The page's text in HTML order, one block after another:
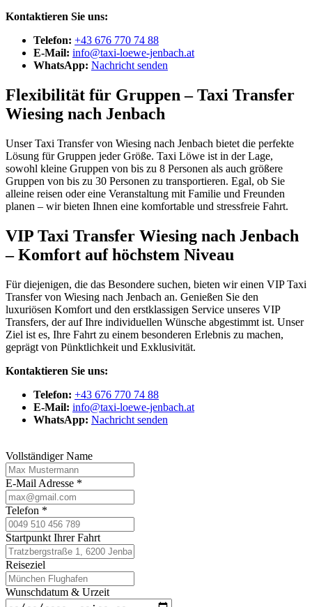
Kontaktieren Sie uns:
Telefon: +43 676 770 74 88
E-Mail: info@taxi-loewe-jenbach.at
WhatsApp: Nachricht senden
Flexibilität für Gruppen – Taxi Transfer
Wiesing nach Jenbach
Unser Taxi Transfer von Wiesing nach Jenbach bietet die perfekte
Lösung für Gruppen jeder Größe. Taxi Löwe ist in der Lage,
sowohl kleine Gruppen von bis zu 8 Personen als auch größere
Gruppen von bis zu 30 Personen zu transportieren. Egal, ob Sie
alleine reisen oder eine Veranstaltung mit Familie und Freunden
planen – wir bieten Ihnen eine komfortable und stressfreie Fahrt.
VIP Taxi Transfer Wiesing nach Jenbach
– Komfort auf höchstem Niveau
Für diejenigen, die das Besondere suchen, bieten wir einen VIP Taxi
Transfer von Wiesing nach Jenbach an. Genießen Sie den
luxuriösen Komfort und den erstklassigen Service unseres VIP
Transfers, der auf Ihre individuellen Wünsche abgestimmt ist. Unser
Ziel ist es, Ihre Fahrt zu einem besonderen Erlebnis zu machen,
geprägt von Pünktlichkeit und Exklusivität.
Kontaktieren Sie uns:
Telefon: +43 676 770 74 88
E-Mail: info@taxi-loewe-jenbach.at
WhatsApp: Nachricht senden
Vollständiger Name
E-Mail Adresse *
Telefon *
Startpunkt Ihrer Fahrt
Reiseziel
Wunschdatum & Urzeit